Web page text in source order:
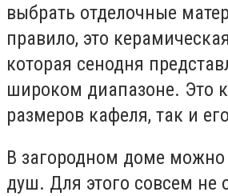
выбрать отделочные
правило, это
которая сенодня
широком диапазоне. Это
размеров кафеля, так и
В загородном доме можно
душ. Для этого совсем не